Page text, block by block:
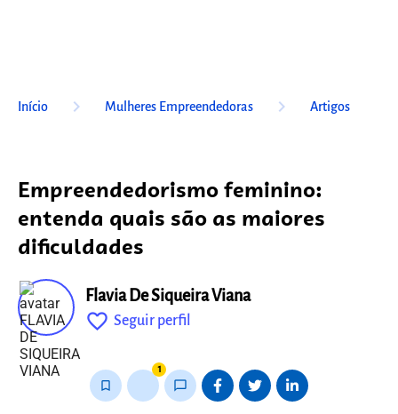
Início keyboard_arrow_right Mulheres Empreendedoras keyboard_arrow_right Artigos
Empreendedorismo feminino:
entenda quais são as maiores
dificuldades
Flavia De Siqueira Viana
favorite_outline Seguir perfil
fixo
bookmark_border
1
chat_bubble_outline